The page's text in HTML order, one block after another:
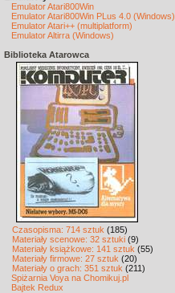
Emulator Atari800Win
Emulator Atari800Win PLus 4.0 (Windows)
Emulator Atari++ (multiplatform)
Emulator Altirra (Windows)
Biblioteka Atarowca
Czasopisma: 714 sztuk (185)
Materiały scenowe: 32 sztuki (9)
Materiały książkowe: 141 sztuk (55)
Materiały firmowe: 27 sztuk (20)
Materiały o grach: 351 sztuk (211)
Spiżarnia Voya na Chomikuj.pl
Bajtek Redux